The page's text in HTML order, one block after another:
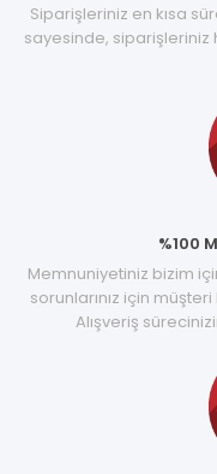
Siparişleriniz en kısa
sayesinde, siparişleriniz
%100
Memnuniyetiniz bizim
sorunlarınız için
Alışveriş